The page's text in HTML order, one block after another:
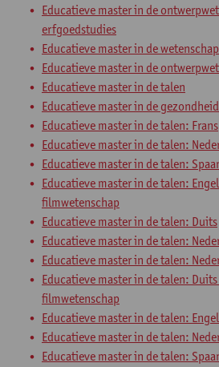
Educatieve master in de
erfgoedstudies
Educatieve master in de
Educatieve master in de
Educatieve master in de talen
Educatieve master in de
Educatieve master in de talen: Frans
Educatieve master in de talen:
Educatieve master in de talen:
Educatieve master in de talen:
filmwetenschap
Educatieve master in de talen: Duits
Educatieve master in de talen:
Educatieve master in de talen:
Educatieve master in de talen:
filmwetenschap
Educatieve master in de talen:
Educatieve master in de talen:
Educatieve master in de talen: